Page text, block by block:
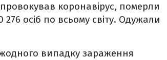
коронавірус, померли
осіб по всьому світу. Одужали
жодного випадку зараження